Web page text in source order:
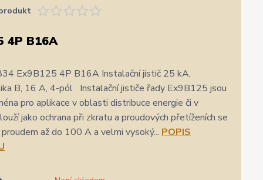
4P B16A
Ex9B125 4P B16A Instalační jistič 25 kA,
B, 16 A, 4-pól Instalační jističe řady Ex9B125 jsou
pro aplikace v oblasti distribuce energie či v
jako ochrana při zkratu a proudových přetíženích se
až do 100 A a velmi vysoký... POPIS